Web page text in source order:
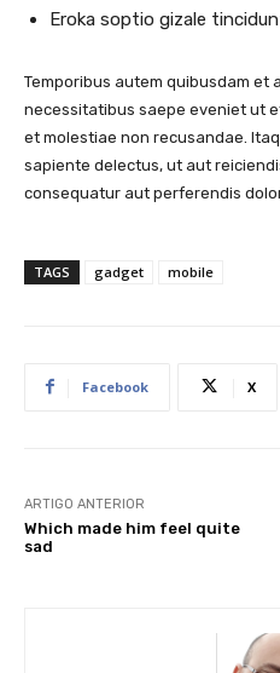
Eroka soptio gizale
Temporibus autem quibusdam et
necessitatibus saepe eveniet ut
et molestiae non recusandae.
sapiente delectus, ut aut
consequatur aut perferendis
TAGS gadget mobile
Facebook X
ARTIGO ANTERIOR
Which made him feel quite
sad